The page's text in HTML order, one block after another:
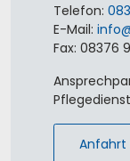
Telefon:
E-Mail: info
Fax: 08376
Anfahrt